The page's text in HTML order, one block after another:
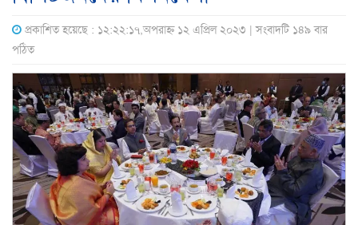
প্রকাশিত হয়েছে : ১২:২২:১৭,অপরাহ্ন ১২ এপ্রিল ২০২৩ | সংবাদটি ১৪৯ বার
পঠিত